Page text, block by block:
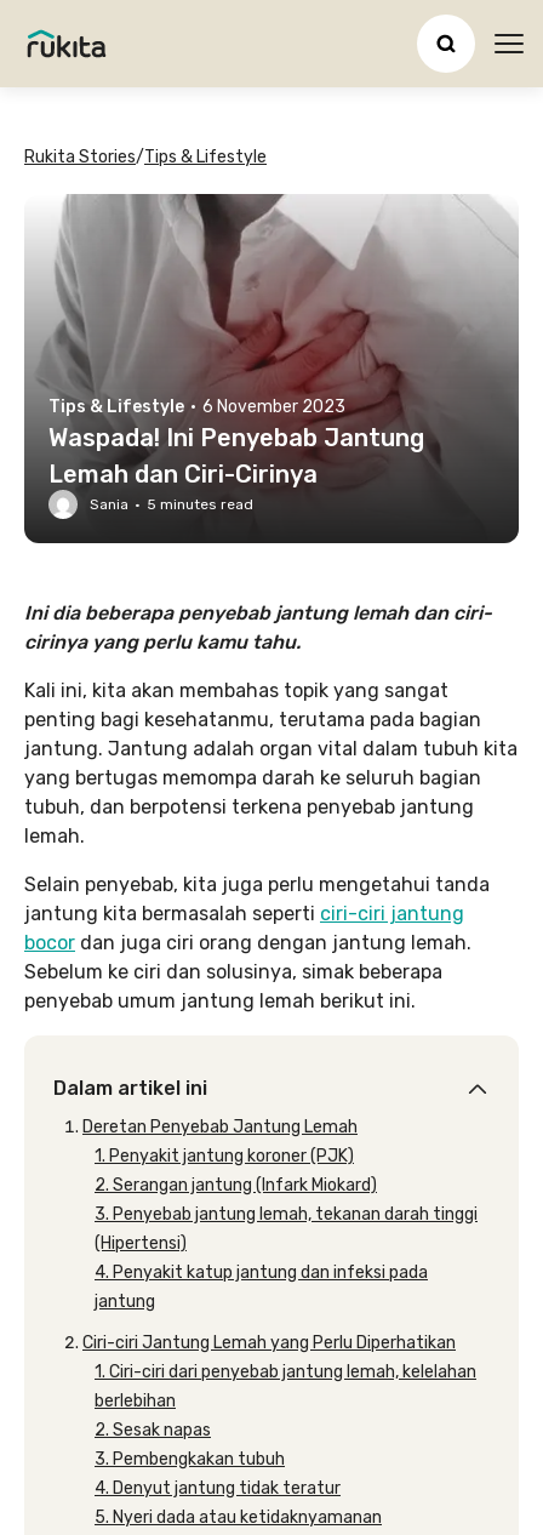
Rukita Stories/Tips & Lifestyle
Tips & Lifestyle · 6 November 2023
Waspada! Ini Penyebab Jantung
Lemah dan Ciri-Cirinya
Sania · 5 minutes read
Ini dia beberapa penyebab jantung lemah dan ciri-
cirinya yang perlu kamu tahu.
Kali ini, kita akan membahas topik yang sangat
penting bagi kesehatanmu, terutama pada bagian
jantung. Jantung adalah organ vital dalam tubuh kita
yang bertugas memompa darah ke seluruh bagian
tubuh, dan berpotensi terkena penyebab jantung
lemah.
Selain penyebab, kita juga perlu mengetahui tanda
jantung kita bermasalah seperti ciri-ciri jantung
bocor dan juga ciri orang dengan jantung lemah.
Sebelum ke ciri dan solusinya, simak beberapa
penyebab umum jantung lemah berikut ini.
Dalam artikel ini
Deretan Penyebab Jantung Lemah
1. Penyakit jantung koroner (PJK)
2. Serangan jantung (Infark Miokard)
3. Penyebab jantung lemah, tekanan darah tinggi
(Hipertensi)
4. Penyakit katup jantung dan infeksi pada
jantung
Ciri-ciri Jantung Lemah yang Perlu Diperhatikan
1. Ciri-ciri dari penyebab jantung lemah, kelelahan
berlebihan
2. Sesak napas
3. Pembengkakan tubuh
4. Denyut jantung tidak teratur
5. Nyeri dada atau ketidaknyamanan